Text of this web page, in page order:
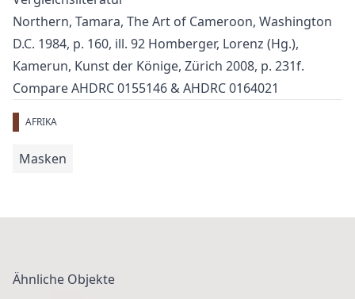
Northern, Tamara, The Art of Cameroon, Washington
D.C. 1984, p. 160, ill. 92 Homberger, Lorenz (Hg.),
Kamerun, Kunst der Könige, Zürich 2008, p. 231f.
Compare AHDRC 0155146 & AHDRC 0164021
AFRIKA
Masken
Ähnliche Objekte